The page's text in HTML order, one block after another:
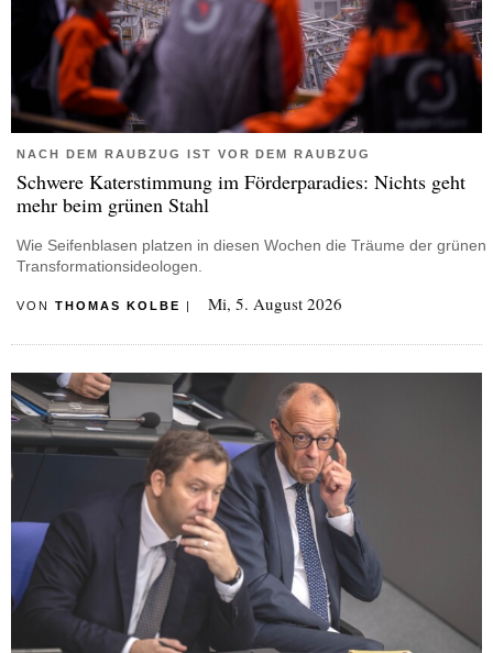
NACH DEM RAUBZUG IST VOR DEM RAUBZUG
Schwere Katerstimmung im Förderparadies: Nichts geht
mehr beim grünen Stahl
Wie Seifenblasen platzen in diesen Wochen die Träume der grünen
Transformationsideologen.
VON THOMAS KOLBE Mi, 5. August 2026